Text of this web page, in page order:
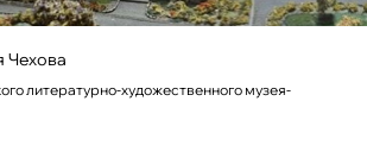
Чехова
литературно-художественного музея-